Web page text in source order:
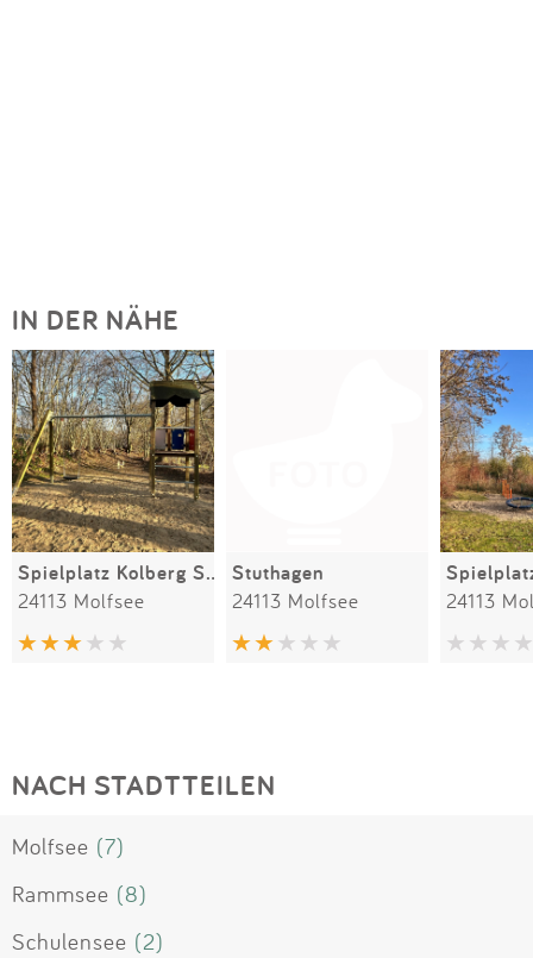
IN DER NÄHE
Spielplatz Kolberg Sackgasse
24113 Molfsee
Stuthagen
24113 Molfsee 24113
NACH STADTTEILEN
Molfsee (7)
Rammsee (8)
Schulensee (2)